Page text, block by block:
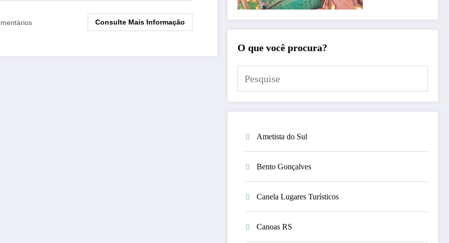
Consulte Mais Informação
O que você procura?
Ametista do Sul
Bento Gonçalves
Canela Lugares Turísticos
Canoas RS